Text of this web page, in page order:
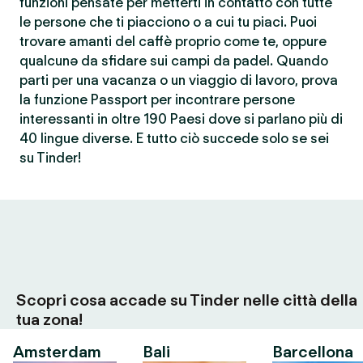
le persone che ti piacciono o a cui tu piaci. Puoi
trovare amanti del caffè proprio come te, oppure
qualcunə da sfidare sui campi da padel. Quando
parti per una vacanza o un viaggio di lavoro, prova
la funzione Passport per incontrare persone
interessanti in oltre 190 Paesi dove si parlano più di
40 lingue diverse. E tutto ciò succede solo se sei
su Tinder!
Scopri cosa accade su Tinder nelle città della
tua zona!
Amsterdam
Bali Barcellona